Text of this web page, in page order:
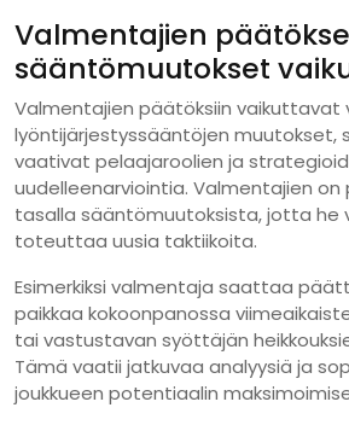
Valmentajien
sääntömuutokset
Valmentajien päätöksiin vaikuttavat
lyöntijärjestyssääntöjen muutokset,
vaativat pelaajaroolien ja
uudelleenarviointia. Valmentajien
tasalla sääntömuutoksista, jotta he
toteuttaa uusia taktiikoita.
Esimerkiksi valmentaja saattaa
paikkaa kokoonpanossa
tai vastustavan syöttäjän
Tämä vaatii jatkuvaa analyysiä ja
joukkueen potentiaalin